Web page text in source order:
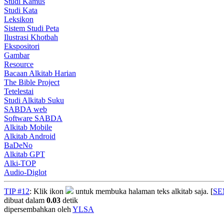
Studi Kata
Leksikon
Sistem Studi Peta
Ilustrasi Khotbah
Ekspositori
Gambar
Resource
Bacaan Alkitab Harian
The Bible Project
Tetelestai
Studi Alkitab Suku
SABDA web
Software SABDA
Alkitab Mobile
Alkitab Android
BaDeNo
Alkitab GPT
Alki-TOP
Audio-Diglot
TIP #12: Klik ikon untuk membuka halaman teks alkitab saja. [
dibuat dalam 0.03 detik
dipersembahkan oleh YLSA